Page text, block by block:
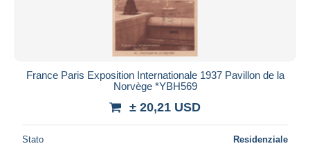
France Paris Exposition Internationale 1937 Pavillon de la
Norvège *YBH569
± 20,21 USD
Stato Residenziale